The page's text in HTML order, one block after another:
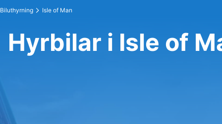
Biluthyrning Isle of Man
Hyrbilar i Isle of